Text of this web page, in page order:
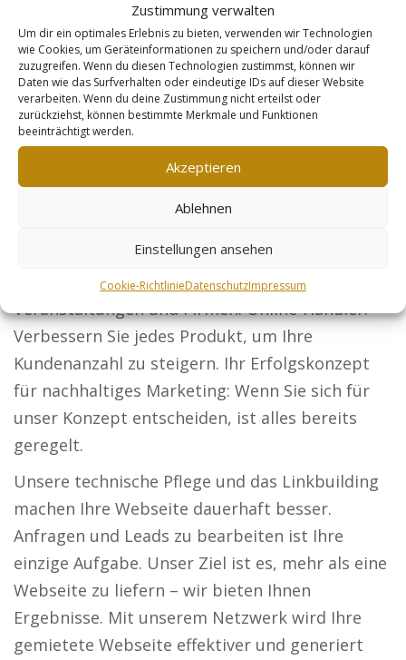
Zustimmung verwalten
Um dir ein optimales Erlebnis zu bieten, verwenden wir Technologien
wie Cookies, um Geräteinformationen zu speichern und/oder darauf
zuzugreifen. Wenn du diesen Technologien zustimmst, können wir
Daten wie das Surfverhalten oder eindeutige IDs auf dieser Website
verarbeiten. Wenn du deine Zustimmung nicht erteilst oder
zurückziehst, können bestimmte Merkmale und Funktionen
beeinträchtigt werden.
Akzeptieren
Ablehnen
Einstellungen ansehen
Cookie-RichtlinieDatenschutzImpressum
Reichweitenanforderung profitieren von
unseren Webseiten, wie etwa: Anwälte: Sorgen
Sie dafür, dass Mandanten Sie in ganz
Deutschland finden können. Architekten: Mit
überzeugenden Projektpräsentationen
gewinnen Sie neue Bauherren.
Steuerberater: Unternehmen und
erfahren. Sicherheitsdienste: Machen Sie sich
zum ersten Ansprechpartner für Schutz bei
Veranstaltungen und Firmen. Online-Händler:
Verbessern Sie jedes Produkt, um Ihre
Kundenanzahl zu steigern. Ihr Erfolgskonzept
für nachhaltiges Marketing: Wenn Sie sich für
unser Konzept entscheiden, ist alles bereits
geregelt.
Unsere technische Pflege und das Linkbuilding
machen Ihre Webseite dauerhaft besser.
Anfragen und Leads zu bearbeiten ist Ihre
einzige Aufgabe. Unser Ziel ist es, mehr als eine
Webseite zu liefern – wir bieten Ihnen
Ergebnisse. Mit unserem Netzwerk wird Ihre
gemietete Webseite effektiver und generiert